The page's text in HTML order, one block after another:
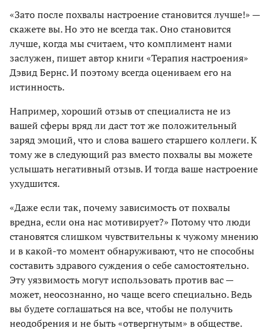
«Зато после похвалы настроение становится лучше!» —
скажете вы. Но это не всегда так. Оно становится
лучше, когда мы считаем, что комплимент нами
заслужен, пишет автор книги «Терапия настроения»
Дэвид Бернс. И поэтому всегда оцениваем его на
истинность.
Например, хороший отзыв от специалиста не из
вашей сферы вряд ли даст тот же положительный
заряд эмоций, что и слова вашего старшего коллеги. К
тому же в следующий раз вместо похвалы вы можете
услышать негативный отзыв. И тогда ваше настроение
ухудшится.
«Даже если так, почему зависимость от похвалы
вредна, если она нас мотивирует?» Потому что люди
становятся слишком чувствительны к чужому мнению
и в какой-то момент обнаруживают, что не способны
составить здравого суждения о себе самостоятельно.
Эту уязвимость могут использовать против вас —
может, неосознанно, но чаще всего специально. Ведь
вы будете соглашаться на все, чтобы не получить
неодобрения и не быть «отвергнутым» в обществе.